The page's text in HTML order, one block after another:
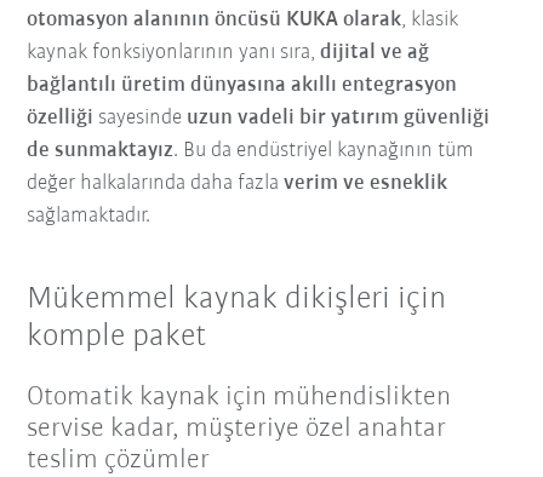
otomasyon alanının öncüsü KUKA olarak, klasik
kaynak fonksiyonlarının yanı sıra,dijital ve ağ
bağlantılı üretim dünyasına akıllı entegrasyon
özelliği sayesinde uzun vadeli bir yatırım güvenliği
de sunmaktayız. Bu da endüstriyel kaynağının tüm
değer halkalarında daha fazlaverim ve esneklik
sağlamaktadır.
Mükemmel kaynak dikişleri için
komple paket
Otomatik kaynak için mühendislikten
servise kadar, müşteriye özel anahtar
teslim çözümler